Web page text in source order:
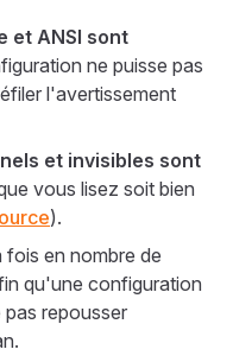
et ANSI sont
ne puisse pas
l'avertissement
et invisibles sont
vous lisez soit bien
).
fois en nombre de
qu'une configuration
pas repousser